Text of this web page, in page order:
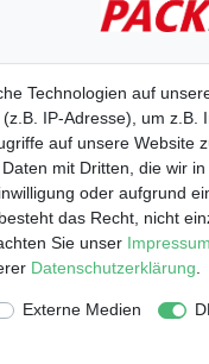
Wir liefern
Technologien auf
IP-Adresse), um
auf unsere Website
mit Dritten, die wir
oder aufgrund
das Recht, nicht
Sie unser Impressum
Daten­schutz­erklärung
Externe Medien